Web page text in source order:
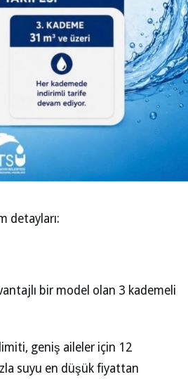
detayları:
bir model olan 3 kademeli
limiti, geniş aileler için 12
suyu en düşük fiyattan